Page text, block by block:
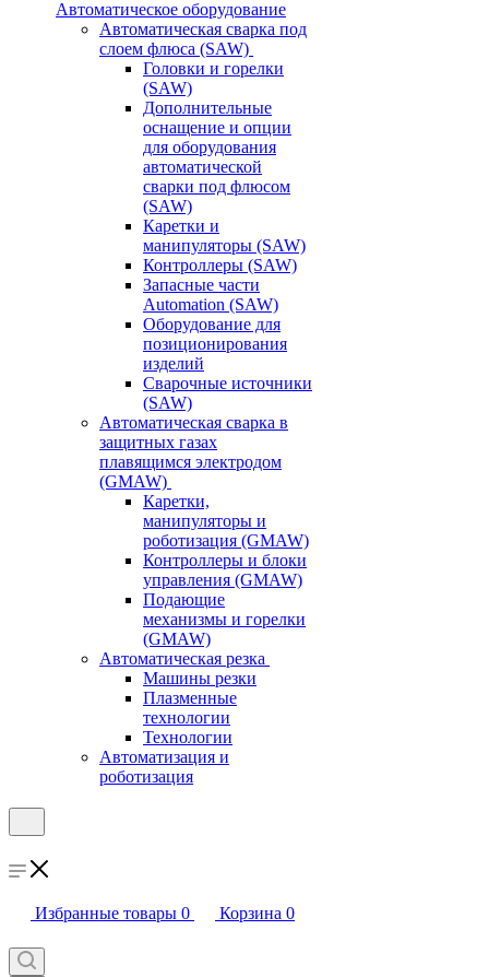
Автоматическое оборудование
Автоматическая сварка под
слоем флюса (SAW)
Головки и горелки
(SAW)
Дополнительные
оснащение и опции
для оборудования
автоматической
сварки под флюсом
(SAW)
Каретки и
манипуляторы (SAW)
Контроллеры (SAW)
Запасные части
Automation (SAW)
Оборудование для
позиционирования
изделий
Сварочные источники
(SAW)
Автоматическая сварка в
защитных газах
плавящимся электродом
(GMAW)
Каретки,
манипуляторы и
роботизация (GMAW)
Контроллеры и блоки
управления (GMAW)
Подающие
механизмы и горелки
(GMAW)
Автоматическая резка
Машины резки
Плазменные
технологии
Технологии
Автоматизация и
роботизация
Избранные товары 0 Корзина 0